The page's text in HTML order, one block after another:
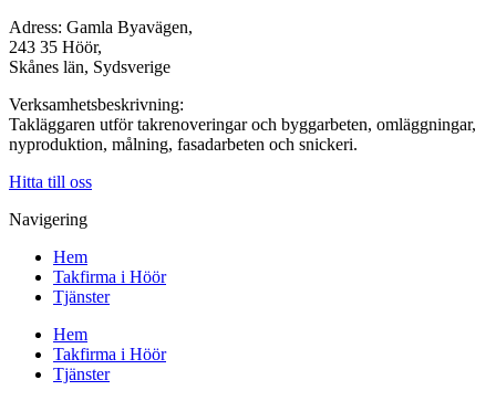
Adress: Gamla Byavägen,
243 35 Höör,
Skånes län, Sydsverige
Verksamhetsbeskrivning:
Takläggaren utför takrenoveringar och byggarbeten, omläggningar,
nyproduktion, målning, fasadarbeten och snickeri.
Hitta till oss
Navigering
Hem
Takfirma i Höör
Tjänster
Hem
Takfirma i Höör
Tjänster